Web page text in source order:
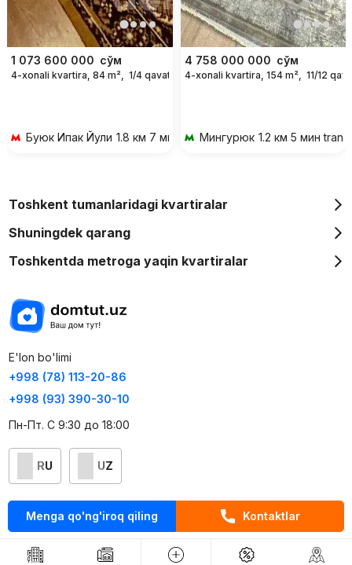
Menga qo'ng'iroq qiling Kontaktlar
1 073 600 000 сўм
4-xonali kvartira, 84 m², 1/4 qavat
Буюк Ипак Йули 1.8 км 7 мин transportda
4 758 000 000 сўм
4-xonali kvartira, 154 m², 11/12
Мингурюк 1.2 км 5 мин
Toshkent tumanlaridagi kvartiralar
Shuningdek qarang
Toshkentda metroga yaqin kvartiralar
E'lon bo'limi
+998 (78) 113-20-86
+998 (93) 390-30-10
Пн-Пт. С 9:30 до 18:00
RU UZ
Kontaktlar
loyiha haqida